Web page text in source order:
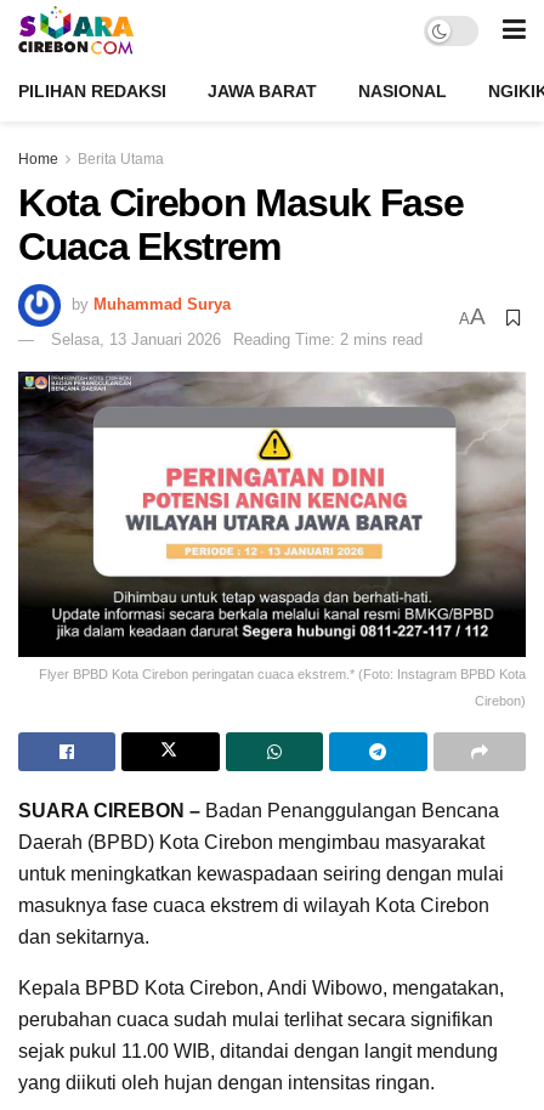
PILIHAN REDAKSI JAWA BARAT NASIONAL
Home Berita Utama
Kota Cirebon Masuk Fase
Cuaca Ekstrem
by Muhammad Surya
Selasa, 13 Januari 2026
Reading Time: 2 mins read
AA
Flyer BPBD Kota Cirebon peringatan cuaca ekstrem.* (Foto: Instagram BPBD Kota
Cirebon)
SUARA CIREBON – Badan Penanggulangan Bencana
Daerah (BPBD) Kota Cirebon mengimbau masyarakat
untuk meningkatkan kewaspadaan seiring dengan mulai
masuknya fase cuaca ekstrem di wilayah Kota Cirebon
dan sekitarnya.
Kepala BPBD Kota Cirebon, Andi Wibowo, mengatakan,
perubahan cuaca sudah mulai terlihat secara signifikan
sejak pukul 11.00 WIB, ditandai dengan langit mendung
yang diikuti oleh hujan dengan intensitas ringan.